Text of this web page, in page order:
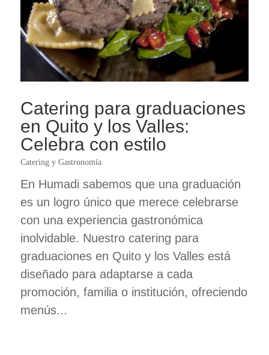
Catering para graduaciones
en Quito y los Valles:
Celebra con estilo
Catering y Gastronomía
En Humadi sabemos que una graduación
es un logro único que merece celebrarse
con una experiencia gastronómica
inolvidable. Nuestro catering para
graduaciones en Quito y los Valles está
diseñado para adaptarse a cada
promoción, familia o institución, ofreciendo
menús...